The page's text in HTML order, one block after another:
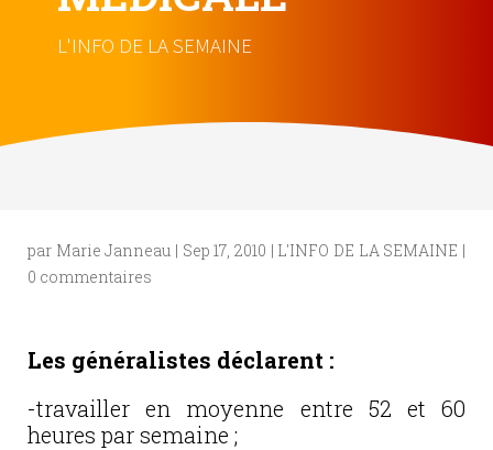
L'INFO DE LA SEMAINE
par Marie Janneau | Sep 17, 2010 | L'INFO DE LA SEMAINE |
0 commentaires
Les généralistes déclarent :
-travailler en moyenne entre 52 et 60
heures par semaine ;